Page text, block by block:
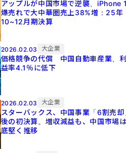
アップルが中国市場で逆襲、iPhone
爆売れで大中華圏売上38%増：25年
10~12月期決算
2026.02.03 大企業
価格競争の代償 中国自動車産業、
益率4.1％に低下
2026.02.03 大企業
スターバックス、中国事業「6割売却
後の初決算。増収減益も、中国市場
底堅く推移